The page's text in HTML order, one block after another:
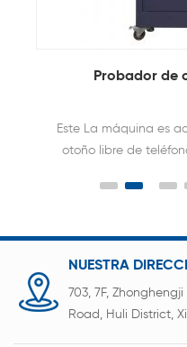
Probador de
Este La máquina es
otoño libre de
intercomunicación
pequeños
NUESTRA
703, 7F,
Road, Huli District,